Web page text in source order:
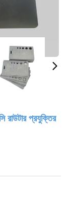
রাউটার প্রযুক্তির